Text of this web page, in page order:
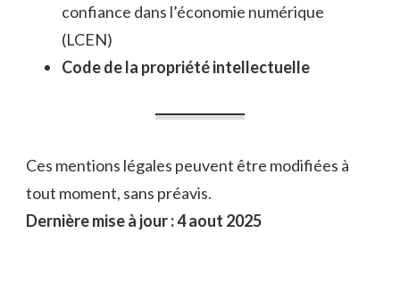
confiance dans l’économie numérique
(LCEN)
Code de la propriété intellectuelle
Ces mentions légales peuvent être modifiées à
tout moment, sans préavis.
Dernière mise à jour : 4 aout 2025